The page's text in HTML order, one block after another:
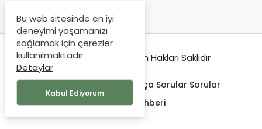
© Copyright 2019, Tüm Hakları Saklıdır
Sıkça Sorular Sorular
Seyehat Rehberi
Bu web sitesinde en iyi
deneyimi yaşamanızı
sağlamak için çerezler
kullanılmaktadır.
Detaylar
Kabul Ediyorum